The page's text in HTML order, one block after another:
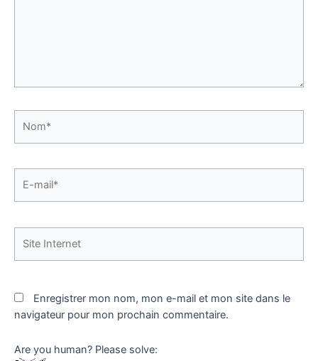
mail*
Internet
Enregistrer mon nom, mon e-mail et mon site dans le
navigateur pour mon prochain commentaire.
Are you human? Please solve: